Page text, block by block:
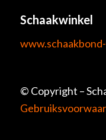
Schaakwinkel
© Copyright –